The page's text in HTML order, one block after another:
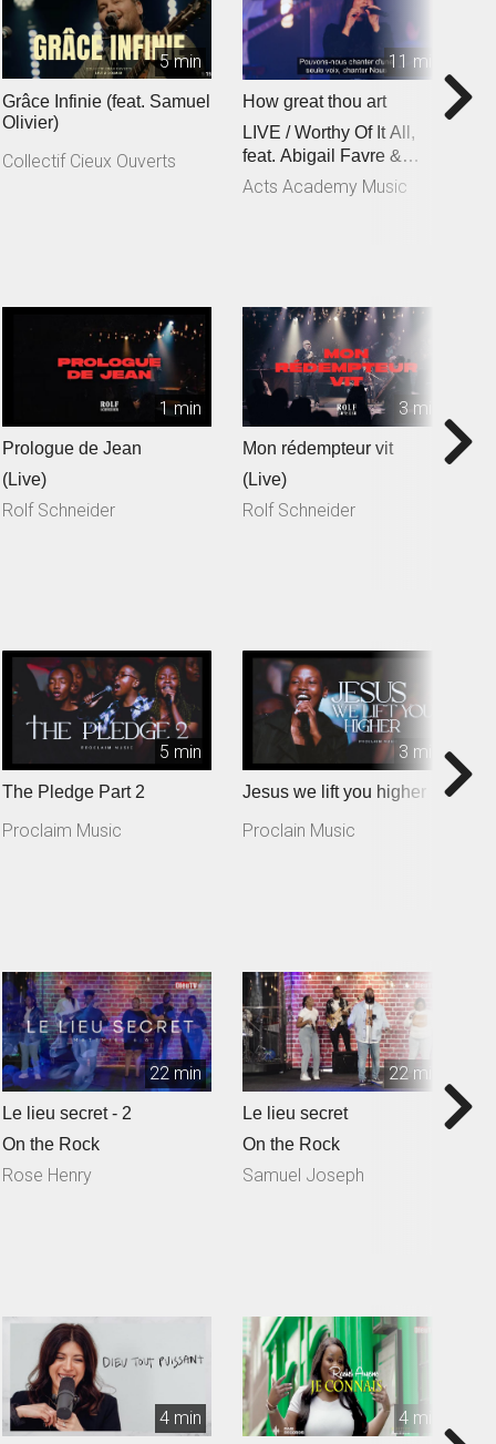
5 min
Grâce Infinie (feat. Samuel
Olivier)
Collectif Cieux Ouverts
11 min
How great thou art
LIVE / Worthy Of It All,
feat. Abigail Favre &
Esben Engholm
Acts Academy Music
1 min
Prologue de Jean
(Live)
Rolf Schneider
3 min
Mon rédempteur vit
(Live)
Rolf Schneider
5 min
The Pledge Part 2
Proclaim Music
3 min
Jesus we lift you higher
Proclain Music
22 min
Le lieu secret - 2
On the Rock
Rose Henry
22 min
Le lieu secret
On the Rock
Samuel Joseph
4 min 4 min